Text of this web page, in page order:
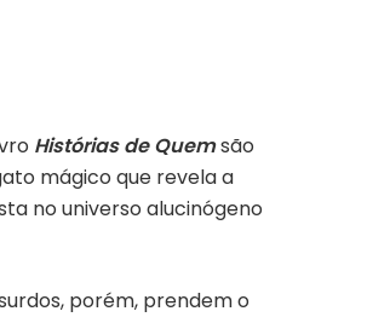
Histórias de Quemsão
mágico que revela a
no universo alucinógeno
porém, prendem o